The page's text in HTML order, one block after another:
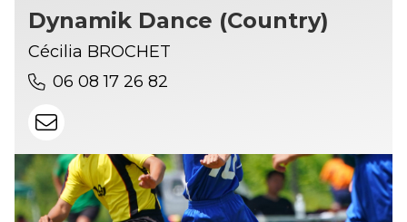
Dynamik Dance (Country)
Cécilia BROCHET
06 08 17 26 82